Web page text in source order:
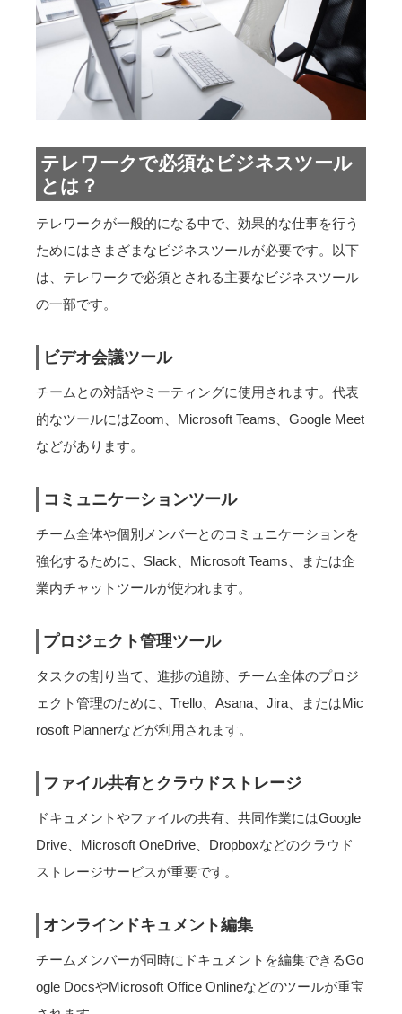
テレワークで必須なビジネスツール
とは？
テレワークが一般的になる中で、効果的な仕事を行う
ためにはさまざまなビジネスツールが必要です。以下
は、テレワークで必須とされる主要なビジネスツール
の一部です。
ビデオ会議ツール
チームとの対話やミーティングに使用されます。代表
的なツールにはZoom、Microsoft Teams、Google Meet
などがあります。
コミュニケーションツール
チーム全体や個別メンバーとのコミュニケーションを
強化するために、Slack、Microsoft Teams、または企
業内チャットツールが使われます。
プロジェクト管理ツール
タスクの割り当て、進捗の追跡、チーム全体のプロジ
ェクト管理のために、Trello、Asana、Jira、またはMic
rosoft Plannerなどが利用されます。
ファイル共有とクラウドストレージ
ドキュメントやファイルの共有、共同作業にはGoogle
Drive、Microsoft OneDrive、Dropboxなどのクラウド
ストレージサービスが重要です。
オンラインドキュメント編集
チームメンバーが同時にドキュメントを編集できるGo
ogle DocsやMicrosoft Office Onlineなどのツールが重宝